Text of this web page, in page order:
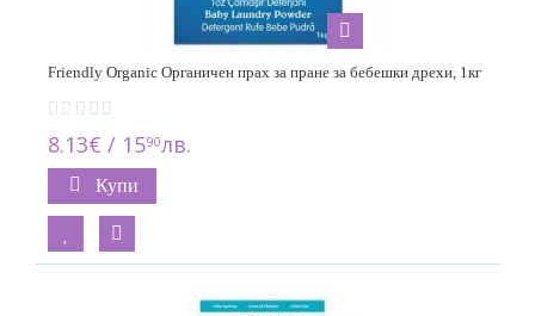
Friendly Organic Органичен прах за пране за бебешки дрехи, 1кг
8.13€ / 1590лв.
Купи